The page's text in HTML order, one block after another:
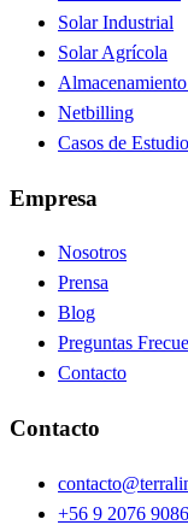
Solar Industrial
Solar Agrícola
Netbilling
Casos de Estudio
Empresa
Nosotros
Prensa
Blog
Preguntas
Contacto
Contacto
+56 9 2076 9086